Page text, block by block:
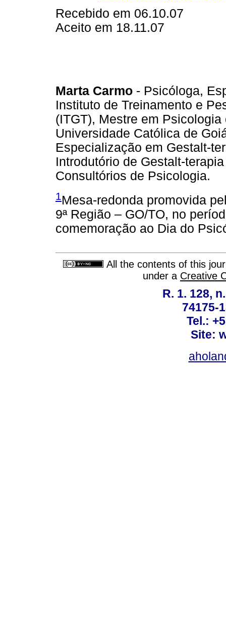
Recebido em 06.10.07
Aceito em 18.11.07
Marta Carmo - Psicóloga,
Instituto de Treinamento e
(ITGT), Mestre em
Universidade Católica de
Especialização em Gestalt-
Introdutório de Gestalt-
Consultórios de Psicologia.
1 Mesa-redonda promovida
9ª Região – GO/TO, no
comemoração ao Dia do
All the contents of this
under a Creative
R. 1. 128,
74175-
Tel.:
Site: